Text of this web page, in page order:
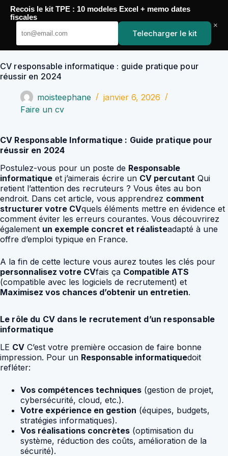
Passer
contenu
YoupiJobs
CV responsable informatique : guide pratique pour
réussir en 2024
moisteephane
janvier 6, 2026
Faire un cv
CV Responsable Informatique : Guide pratique pour
réussir en 2024
Postulez-vous pour un poste de Responsable
informatique et j’aimerais écrire un CV percutant Qui
retient l’attention des recruteurs ? Vous êtes au bon
endroit. Dans cet article, vous apprendrez comment
structurer votre CVquels éléments mettre en évidence et
comment éviter les erreurs courantes. Vous découvrirez
également un exemple concret et réalisteadapté à une
offre d’emploi typique en France.
A la fin de cette lecture vous aurez toutes les clés pour
personnalisez votre CVfais ça Compatible ATS
(compatible avec les logiciels de recrutement) et
Maximisez vos chances d’obtenir un entretien.
Le rôle du CV dans le recrutement d’un responsable
informatique
LE CV C’est votre première occasion de faire bonne
impression. Pour un Responsable informatiquedoit
refléter:
Vos compétences techniques (gestion de projet,
cybersécurité, cloud, etc.).
Votre expérience en gestion (équipes, budgets,
stratégies informatiques).
Vos réalisations concrètes (optimisation du
système, réduction des coûts, amélioration de la
sécurité).
Recois le kit TPE : 10 modeles Excel + memo dates
fiscales
Telecharger le kit
×